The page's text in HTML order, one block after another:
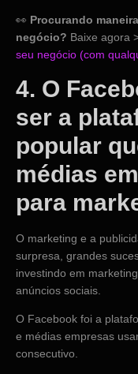
👀 Procurando
negócio? Baixe agora
seu negócio (com
4. O
ser a
popular
médias
para
O marketing e a
surpresa, grandes
investindo em
anúncios sociais.
O Facebook foi a
e médias empresas
consecutivo.